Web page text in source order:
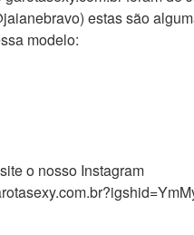
estas são
modelo:
o nosso Instagram